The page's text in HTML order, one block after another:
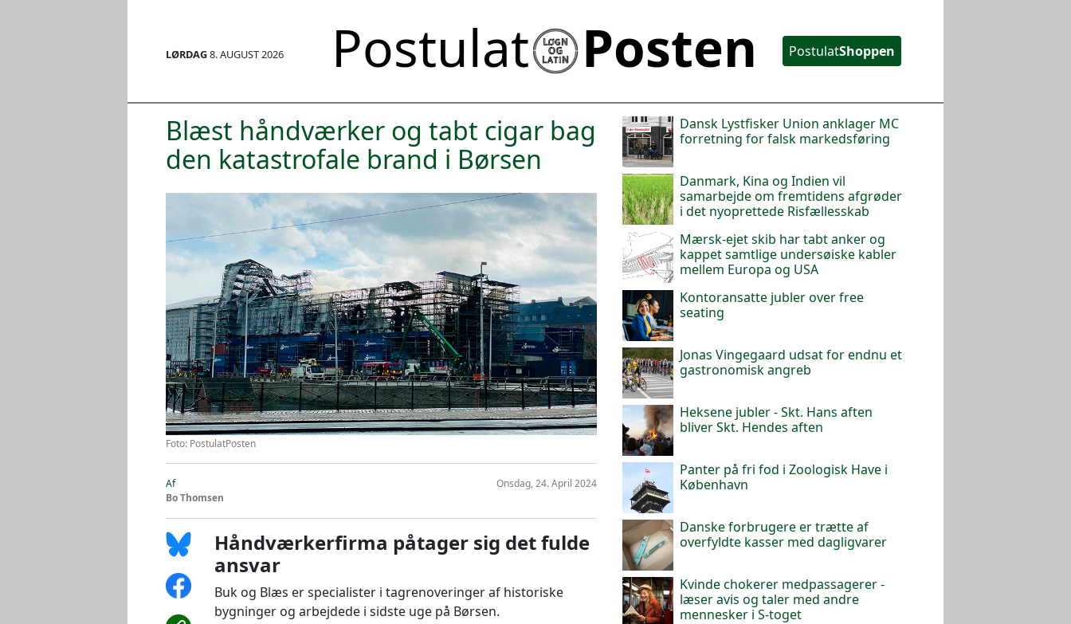
LØRDAG8. AUGUST 2026 Postulat Posten PostulatShoppen
Blæst håndværker og tabt cigar bag
den katastrofale brand i Børsen
Foto: PostulatPosten
Af
Bo Thomsen
Onsdag, 24. April 2024
Håndværkerfirma påtager sig det fulde
ansvar
Buk og Blæs er specialister i tagrenoveringer af historiske
bygninger og arbejdede i sidste uge på Børsen.
Dansk Lystfisker Union anklager MC
forretning for falsk markedsføring
Danmark, Kina og Indien vil
samarbejde om fremtidens afgrøder
i det nyoprettede Risfællesskab
Mærsk-ejet skib har tabt anker og
kappet samtlige undersøiske kabler
mellem Europa og USA
Kontoransatte jubler over free
seating
Jonas Vingegaard udsat for endnu et
gastronomisk angreb
Heksene jubler - Skt. Hans aften
bliver Skt. Hendes aften
Panter på fri fod i Zoologisk Have i
København
Danske forbrugere er trætte af
overfyldte kasser med dagligvarer
Kvinde chokerer medpassagerer -
læser avis og taler med andre
mennesker i S-toget